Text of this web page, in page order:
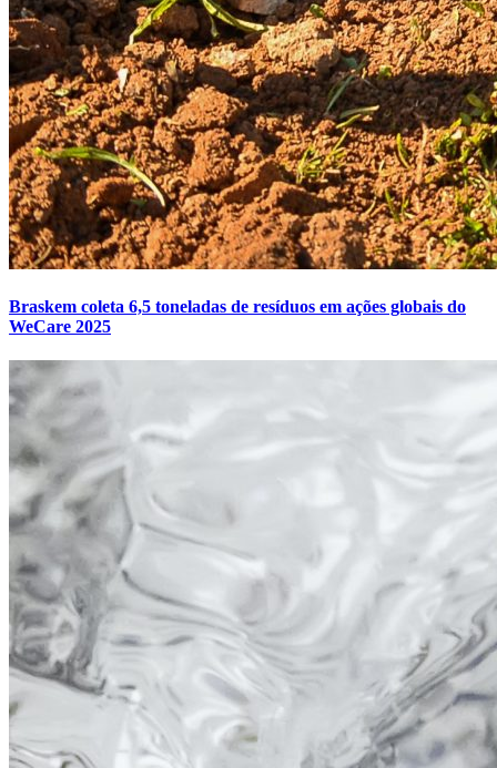
Braskem coleta 6,5 toneladas de resíduos em ações globais do
WeCare 2025